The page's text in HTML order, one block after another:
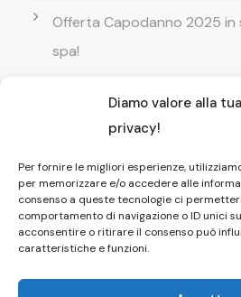
Diamo valore alla tua
privacy!
Per fornire le migliori esperienze,
per memorizzare e/o accedere alle
consenso a queste tecnologie ci
comportamento di navigazione o ID unici
acconsentire o ritirare il consenso può
caratteristiche e funzioni.
Offerta Capodanno 2025 in
spa!
Offerta Natale in camera con
idromassaggio ! Prenota il
Entrata GRATUITA in
di coppia